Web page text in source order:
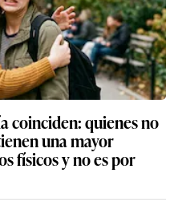
coinciden: quienes no
una mayor
físicos y no es por